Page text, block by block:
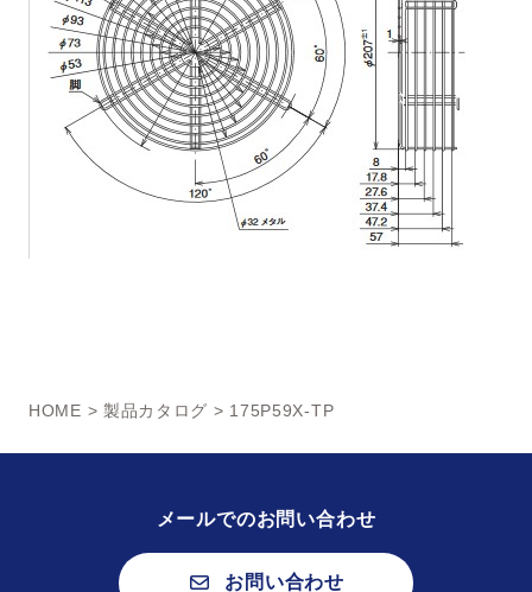
HOME > 製品カタログ > 175P59X-TP
メールでのお問い合わせ
お問い合わせ